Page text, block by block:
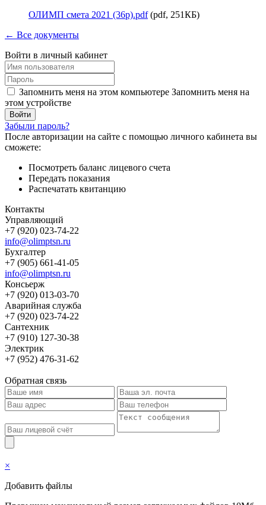
ОЛИМП смета 2021 (36р).pdf(pdf, 251КБ)
← Все документы
Войти в личный кабинет
Запомнить меня на этом компьютере Запомнить меня на
этом устройстве
Забыли пароль?
После авторизации на сайте с помощью личного кабинета вы
сможете:
Посмотреть баланс лицевого счета
Передать показания
Распечатать квитанцию
Контакты
Управляющий
+7 (920) 023-74-22
info@olimptsn.ru
Бухгалтер
+7 (905) 661-41-05
info@olimptsn.ru
Консьерж
+7 (920) 013-03-70
Аварийная служба
+7 (920) 023-74-22
Сантехник
+7 (910) 127-30-38
Электрик
+7 (952) 476-31-62
Обратная связь
×
Добавить файлы